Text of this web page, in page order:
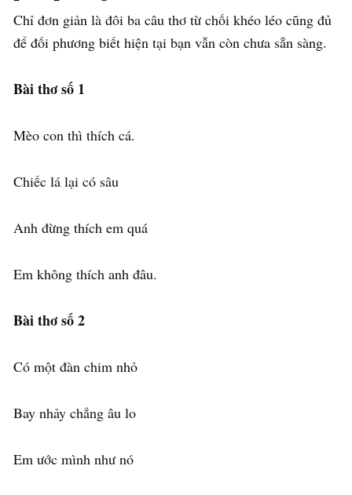
Chỉ đơn giản là đôi ba câu thơ từ chối khéo léo cũng đủ
để đối phương biết hiện tại bạn vẫn còn chưa sẵn sàng.
Bài thơ số 1
Mèo con thì thích cá.
Chiếc lá lại có sâu
Anh đừng thích em quá
Em không thích anh đâu.
Bài thơ số 2
Có một đàn chim nhỏ
Bay nhảy chẳng âu lo
Em ước mình như nó